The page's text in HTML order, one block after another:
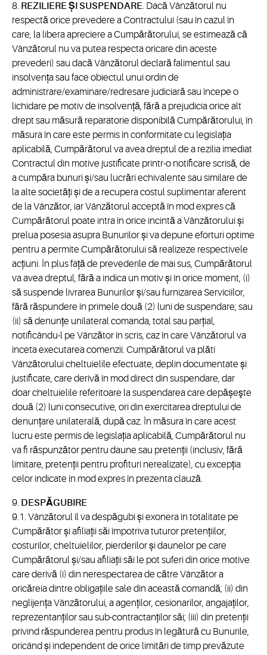
8. REZILIERE ȘI SUSPENDARE. Dacă Vânzătorul nu
respectă orice prevedere a Contractului (sau în cazul în
care, la libera apreciere a Cumpărătorului, se estimează că
Vânzătorul nu va putea respecta oricare din aceste
prevederi) sau dacă Vânzătorul declară falimentul sau
insolvența sau face obiectul unui ordin de
administrare/examinare/redresare judiciară sau începe o
lichidare pe motiv de insolvență, fără a prejudicia orice alt
drept sau măsură reparatorie disponibilă Cumpărătorului, în
măsura în care este permis în conformitate cu legislația
aplicabilă, Cumpărătorul va avea dreptul de a rezilia imediat
Contractul din motive justificate printr-o notificare scrisă, de
a cumpăra bunuri și/sau lucrări echivalente sau similare de
la alte societăți și de a recupera costul suplimentar aferent
de la Vânzător, iar Vânzătorul acceptă în mod expres că
Cumpărătorul poate intra în orice incintă a Vânzătorului și
prelua posesia asupra Bunurilor și va depune eforturi optime
pentru a permite Cumpărătorului să realizeze respectivele
acțiuni. În plus față de prevederile de mai sus, Cumpărătorul
va avea dreptul, fără a indica un motiv și în orice moment, (i)
să suspende livrarea Bunurilor și/sau furnizarea Serviciilor,
fără răspundere în primele două (2) luni de suspendare; sau
(ii) să denunțe unilateral comanda, total sau parțial,
notificându-l pe Vânzător în scris, caz în care Vânzătorul va
înceta executarea comenzii. Cumpărătorul va plăti
Vânzătorului cheltuielile efectuate, deplin documentate și
justificate, care derivă în mod direct din suspendare, dar
doar cheltuielile referitoare la suspendarea care depășeşte
două (2) luni consecutive, ori din exercitarea dreptului de
denunțare unilaterală, după caz. În măsura în care acest
lucru este permis de legislația aplicabilă, Cumpărătorul nu
va fi răspunzător pentru daune sau pretenții (inclusiv, fără
limitare, pretenții pentru profituri nerealizate), cu excepția
celor indicate în mod expres în prezenta clauză.
9. DESPĂGUBIRE
9.1. Vânzătorul îl va despăgubi și exonera în totalitate pe
Cumpărător și afiliații săi împotriva tuturor pretențiilor,
costurilor, cheltuielilor, pierderilor și daunelor pe care
Cumpărătorul și/sau afiliații săi le pot suferi din orice motive
care derivă (i) din nerespectarea de către Vânzător a
oricăreia dintre obligațiile sale din această comandă; (ii) din
neglijența Vânzătorului, a agenților, cesionarilor, angajaților,
reprezentanților sau sub-contractanților săi; (iii) din pretenții
privind răspunderea pentru produs în legătură cu Bunurile,
oricând și independent de orice limitări de timp prevăzute